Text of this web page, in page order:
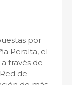
por
Peralta, el
través de
de